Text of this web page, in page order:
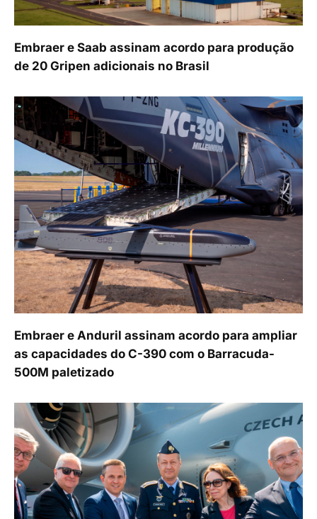
Embraer e Saab assinam acordo para produção
de 20 Gripen adicionais no Brasil
Embraer e Anduril assinam acordo para ampliar
as capacidades do C-390 com o Barracuda-
500M paletizado